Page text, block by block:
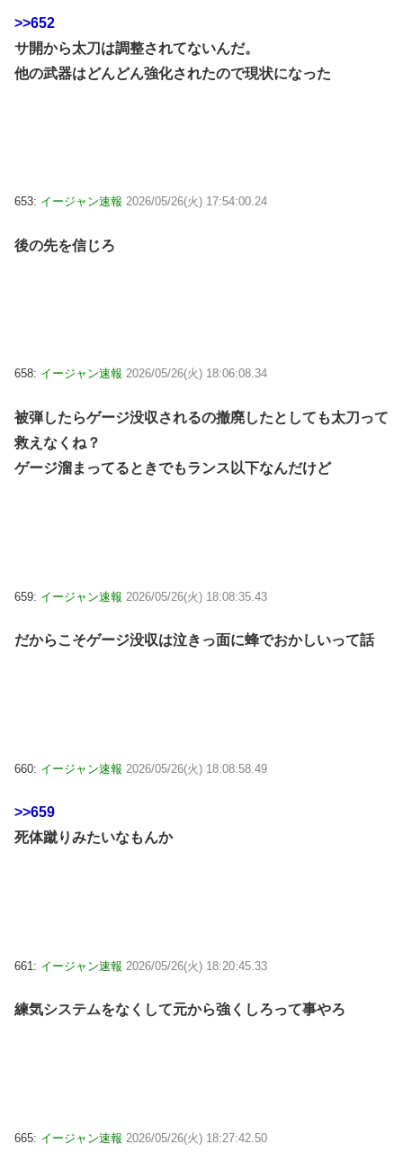
>>652
サ開から太刀は調整されてないんだ。
他の武器はどんどん強化されたので現状になった
653: イージャン速報 2026/05/26(火) 17:54:00.24
後の先を信じろ
658: イージャン速報 2026/05/26(火) 18:06:08.34
被弾したらゲージ没収されるの撤廃したとしても太刀って
救えなくね？
ゲージ溜まってるときでもランス以下なんだけど
659: イージャン速報 2026/05/26(火) 18:08:35.43
だからこそゲージ没収は泣きっ面に蜂でおかしいって話
660: イージャン速報 2026/05/26(火) 18:08:58.49
>>659
死体蹴りみたいなもんか
661: イージャン速報 2026/05/26(火) 18:20:45.33
練気システムをなくして元から強くしろって事やろ
665: イージャン速報 2026/05/26(火) 18:27:42.50